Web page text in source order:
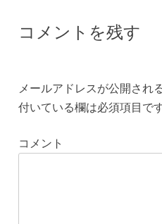
コメントを残す
メールアドレスが公開され
付いている欄は必須項目で
コメント